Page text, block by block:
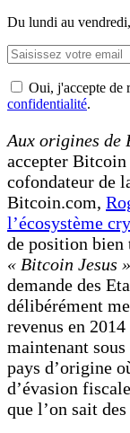
Du lundi au
Oui, j'accepte de
confidentialité.
Aux origines de
accepter Bitcoin
cofondateur de
Bitcoin.com,
l’écosystème
de position bien
« Bitcoin Jesus »
demande des
délibérément
revenus en
maintenant
pays d’origine
d’évasion
que l’on sait